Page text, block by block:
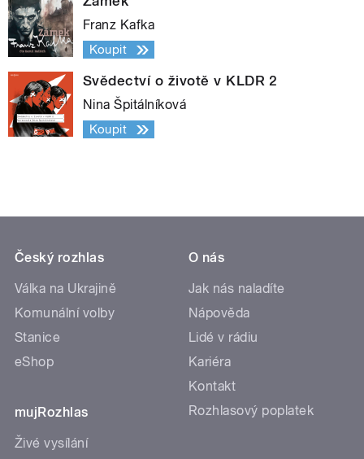
Franz Kafka
Koupit
Svědectví o životě v KLDR 2
Nina Špitálníková
Koupit
Český rozhlas
Válka na Ukrajině
Komunální volby
Stanice
eShop
mujRozhlas
Živé vysílání
O nás
Jak nás naladíte
Nápověda
Lidé v rádiu
Kariéra
Kontakt
Rozhlasový poplatek